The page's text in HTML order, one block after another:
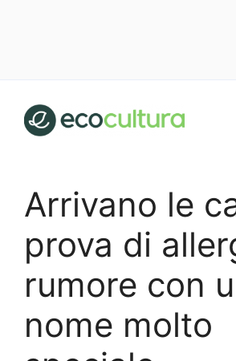
contenuto
Arrivano le
prova di
rumore con
nome molto